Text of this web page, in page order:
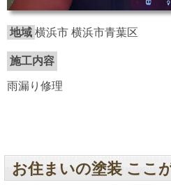
地域 横浜市 横浜市青葉区
施工内容
雨漏り修理
お住まいの塗装 ここ